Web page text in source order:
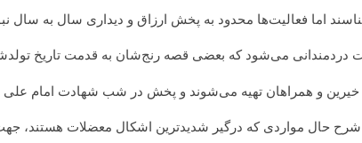
اما فعالیت‌ها محدود به پخش ارزاق و دیداری سال به سال
دردمندانی می‌شود که بعضی قصه رنج‌شان به قدمت تاریخ
خیرین و همراهان تهیه می‌شوند و پخش در شب شهادت امام‌
حال مواردی که درگیر شدیدترین اشکال معضلات هستند،